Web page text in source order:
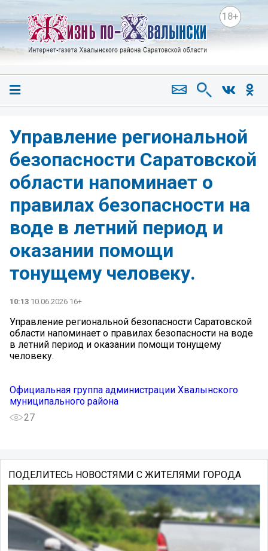
18+
Управление региональной
безопасности Саратовской
области напоминает о
правилах безопасности на
воде в летний период и
оказании помощи
тонущему человеку.
10:13 10.06.2026 16+
Управление региональной безопасности Саратовской
области напоминает о правилах безопасности на воде
в летний период и оказании помощи тонущему
человеку.
Официальная группа администрации Хвалынского
муниципального района
27
ПОДЕЛИТЕСЬ НОВОСТЯМИ С ЖИТЕЛЯМИ ГОРОДА